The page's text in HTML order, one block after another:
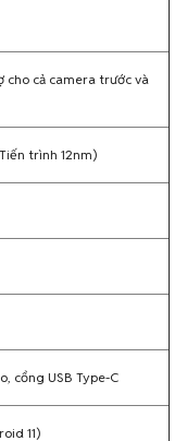
cho cả camera trước và
trình 12nm)
cổng USB Type-C
11)